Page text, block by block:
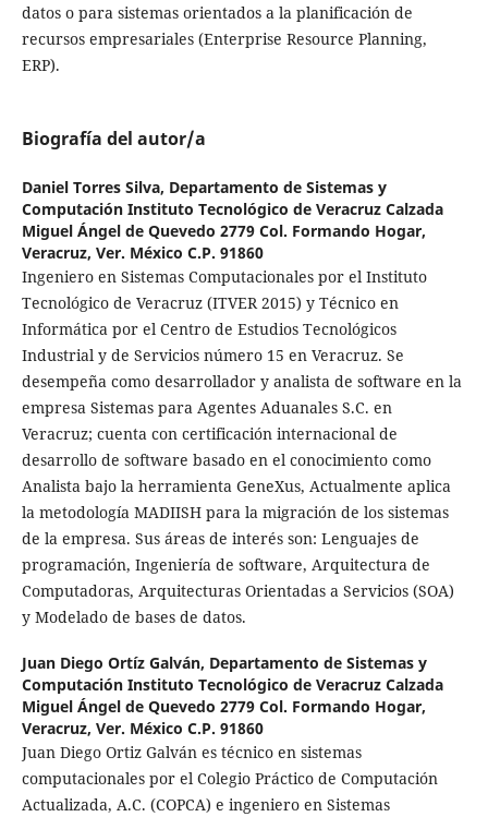
datos o para sistemas orientados a la planificación de
recursos empresariales (Enterprise Resource Planning,
ERP).
Biografía del autor/a
Daniel Torres Silva, Departamento de Sistemas y
Computación Instituto Tecnológico de Veracruz Calzada
Miguel Ángel de Quevedo 2779 Col. Formando Hogar,
Veracruz, Ver. México C.P. 91860
Ingeniero en Sistemas Computacionales por el Instituto
Tecnológico de Veracruz (ITVER 2015) y Técnico en
Informática por el Centro de Estudios Tecnológicos
Industrial y de Servicios número 15 en Veracruz. Se
desempeña como desarrollador y analista de software en la
empresa Sistemas para Agentes Aduanales S.C. en
Veracruz; cuenta con certificación internacional de
desarrollo de software basado en el conocimiento como
Analista bajo la herramienta GeneXus, Actualmente aplica
la metodología MADIISH para la migración de los sistemas
de la empresa. Sus áreas de interés son: Lenguajes de
programación, Ingeniería de software, Arquitectura de
Computadoras, Arquitecturas Orientadas a Servicios (SOA)
y Modelado de bases de datos.
Juan Diego Ortíz Galván, Departamento de Sistemas y
Computación Instituto Tecnológico de Veracruz Calzada
Miguel Ángel de Quevedo 2779 Col. Formando Hogar,
Veracruz, Ver. México C.P. 91860
Juan Diego Ortiz Galván es técnico en sistemas
computacionales por el Colegio Práctico de Computación
Actualizada, A.C. (COPCA) e ingeniero en Sistemas